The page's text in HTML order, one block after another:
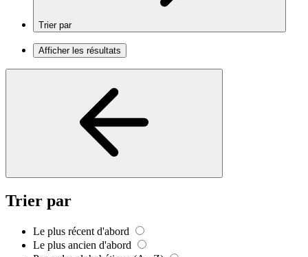
Trier par
Afficher les résultats
Trier par
Le plus récent d'abord
Le plus ancien d'abord